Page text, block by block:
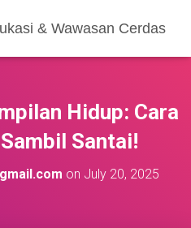
& Wawasan Cerdas
Hidup: Cara
Santai!
on July 20, 2025